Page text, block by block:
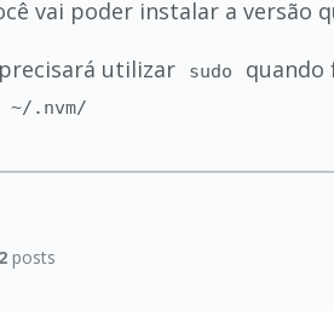
vai poder instalar a versão
utilizar sudo quando
~/.nvm/
posts